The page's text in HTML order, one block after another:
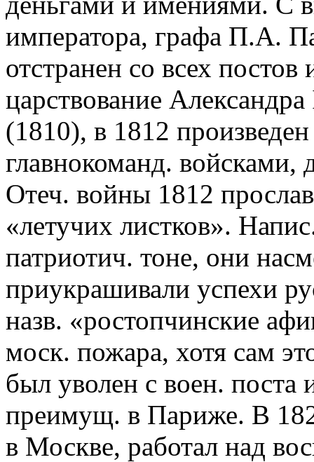
императора, графа П.А.
отстранен со всех
царствование
(1810), в 1812
главнокоманд.
Отеч. войны 1812
«летучих листков».
патриотич. тоне, они
приукрашивали успехи
назв. «ростопчинские
моск. пожара, хотя сам
был уволен с воен. поста
преимущ. в Париже. В
в Москве, работал над